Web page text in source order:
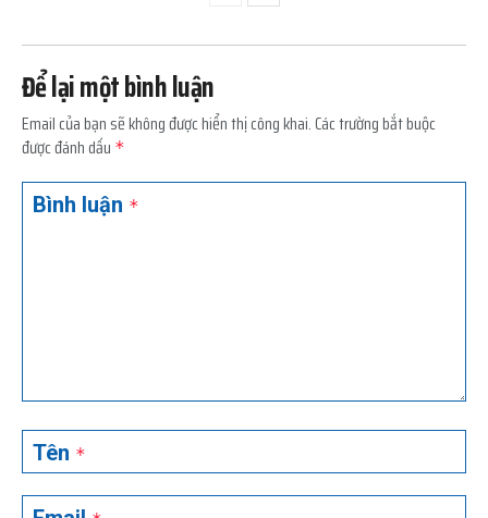
Để lại một bình luận
Email của bạn sẽ không được hiển thị công khai.Các trường bắt buộc
được đánh dấu *
Bình luận *
Tên *